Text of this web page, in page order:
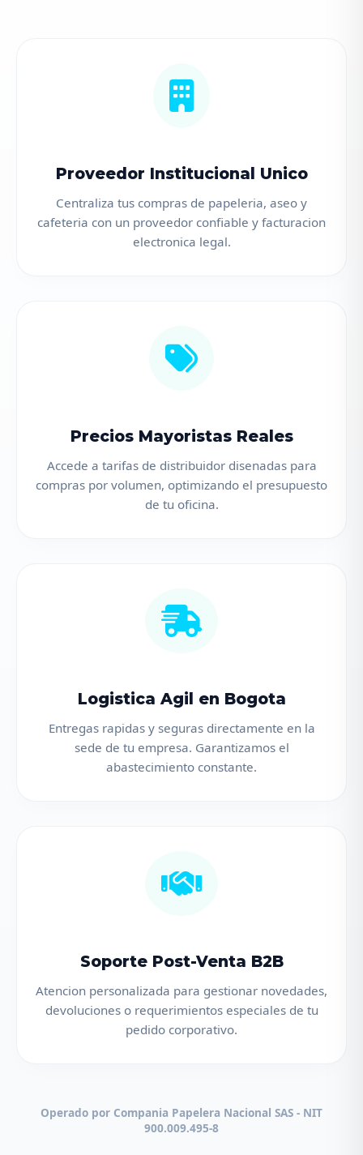
Proveedor Institucional Unico
Centraliza tus compras de papeleria, aseo y
cafeteria con un proveedor confiable y facturacion
electronica legal.
Precios Mayoristas Reales
Accede a tarifas de distribuidor disenadas para
compras por volumen, optimizando el presupuesto
de tu oficina.
Logistica Agil en Bogota
Entregas rapidas y seguras directamente en la
sede de tu empresa. Garantizamos el
abastecimiento constante.
Soporte Post-Venta B2B
Atencion personalizada para gestionar novedades,
devoluciones o requerimientos especiales de tu
pedido corporativo.
Operado por Compania Papelera Nacional SAS - NIT
900.009.495-8